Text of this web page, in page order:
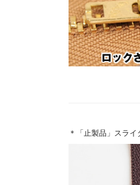
＊「止製品」スラ